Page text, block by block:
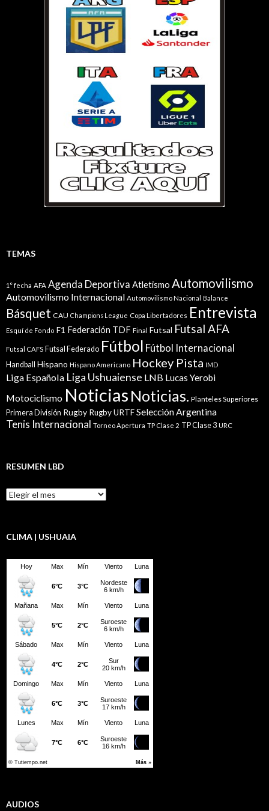
TEMAS
1° fecha AFA Agenda Deportiva Atletismo Automovilismo
Automovilismo Internacional Automovilismo Nacional Balance
Básquet CAU Champions League Copa Libertadores Entrevista
Esquí de Fondo F1 Federación TDF Final Futsal Futsal AFA
Futsal CAFS Futsal Federado Fútbol Fútbol Internacional
Handball Hispano Hispano Americano Hockey Pista IMD
Liga Española Liga Ushuaiense LNB Lucas Yerobi
Motociclismo Noticias Noticias. Planteles Superiores
Primera División Rugby Rugby URTFSelección Argentina
Tenis Internacional Torneo Apertura TP Clase 2 TP Clase 3 URC
RESUMEN LBD
Resumen
LBD
CLIMA | USHUAIA
AUDIOS